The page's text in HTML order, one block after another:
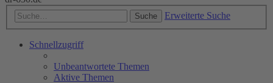
Suche Erweiterte Suche
Schnellzugriff
Unbeantwortete Themen
Aktive Themen